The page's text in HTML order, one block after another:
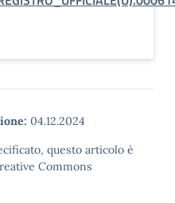
04.12.2024
questo articolo è
Commons